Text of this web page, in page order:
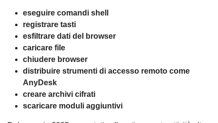
eseguire comandi shell
registrare tasti
esfiltrare dati del browser
caricare file
chiudere browser
distribuire strumenti di accesso remoto come
AnyDesk
creare archivi cifrati
scaricare moduli aggiuntivi